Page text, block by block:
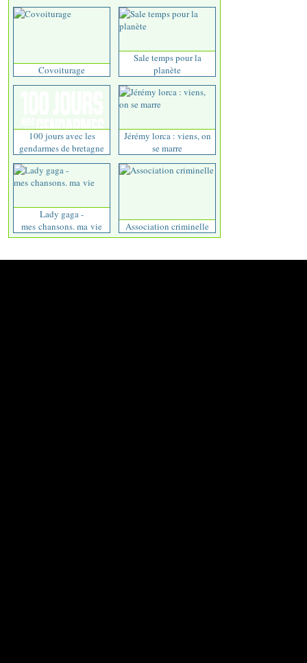
Covoiturage
Sale temps pour la
planète
100 jours avec les
gendarmes de bretagne
Jérémy lorca : viens, on
se marre
Lady gaga -
mes chansons. ma vie
Association criminelle